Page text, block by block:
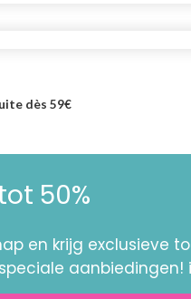
dès 59€
50%
en krijg exclusieve
aanbiedingen!